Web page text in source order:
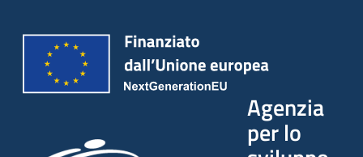
Agenzia
per lo